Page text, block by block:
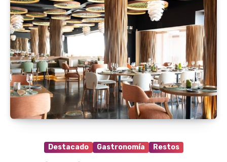
Destacado Gastronomía Restos